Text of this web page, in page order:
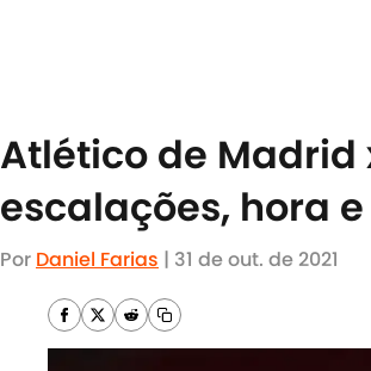
Atlético de Madrid
escalações, hora
Por Daniel Farias | 31 de out. de 2021